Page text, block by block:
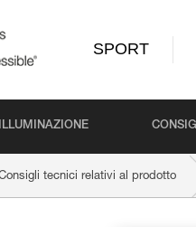
SPORT
ILLUMINAZIONE
tecnici relativi al prodotto